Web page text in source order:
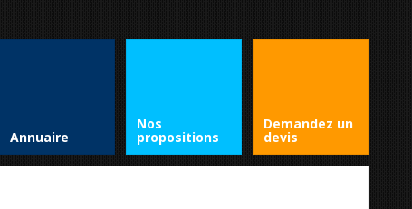
Annuaire
Nos
propositions
Demandez un
devis